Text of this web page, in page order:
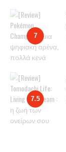
7
7.5